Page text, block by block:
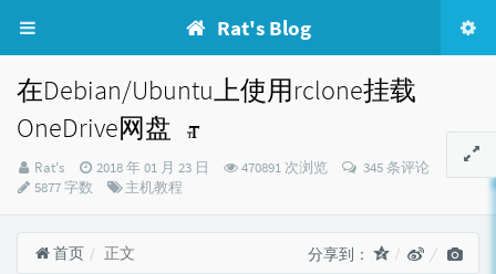
Rat's Blog
在Debian/Ubuntu上使用rclone挂载
OneDrive网盘
博
主：
Rat's
发
布
2018 年 01 月 23 日 470891 次浏览
345 条评论
5877 字数
分
主机教程
首页 正文 分享到：